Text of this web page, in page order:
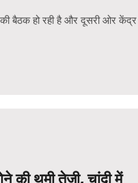
की बैठक हो रही है और दूसरी ओर केंद्र